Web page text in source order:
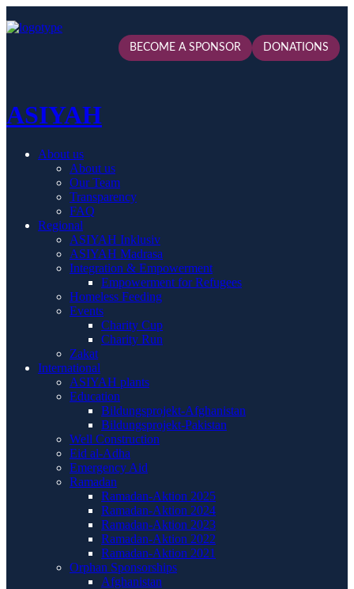
BECOME A SPONSOR DONATIONS
ASIYAH
About us
About us
Our Team
Transparency
FAQ
Regional
ASIYAH Inklusiv
ASIYAH Madrasa
Integration & Empowerment
Empowerment for Refugees
Homeless Feeding
Events
Charity Cup
Charity Run
Zakat
International
ASIYAH plants
Education
Bildungsprojekt-Afghanistan
Bildungsprojekt-Pakistan
Well Construction
Eid al-Adha
Emergency Aid
Ramadan
Ramadan-Aktion 2025
Ramadan-Aktion 2024
Ramadan-Aktion 2023
Ramadan-Aktion 2022
Ramadan-Aktion 2021
Orphan Sponsorships
Afghanistan